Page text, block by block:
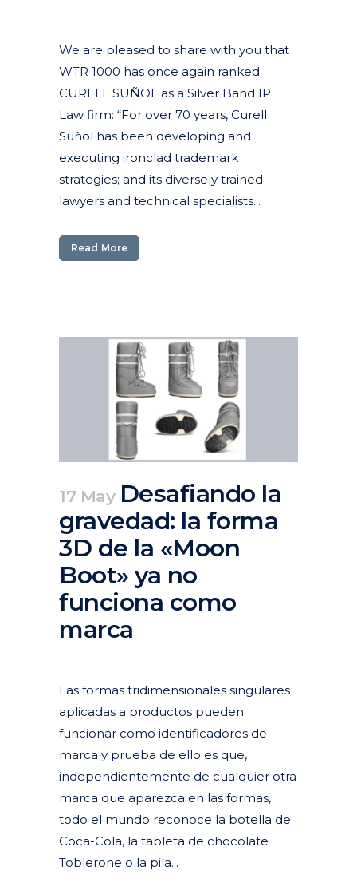
We are pleased to share with you that
WTR 1000 has once again ranked
CURELL SUÑOL as a Silver Band IP
Law firm: “For over 70 years, Curell
Suñol has been developing and
executing ironclad trademark
strategies; and its diversely trained
lawyers and technical specialists...
Read More
17 May Desafiando la
gravedad: la forma
3D de la «Moon
Boot» ya no
funciona como
marca
Las formas tridimensionales singulares
aplicadas a productos pueden
funcionar como identificadores de
marca y prueba de ello es que,
independientemente de cualquier otra
marca que aparezca en las formas,
todo el mundo reconoce la botella de
Coca-Cola, la tableta de chocolate
Toblerone o la pila...